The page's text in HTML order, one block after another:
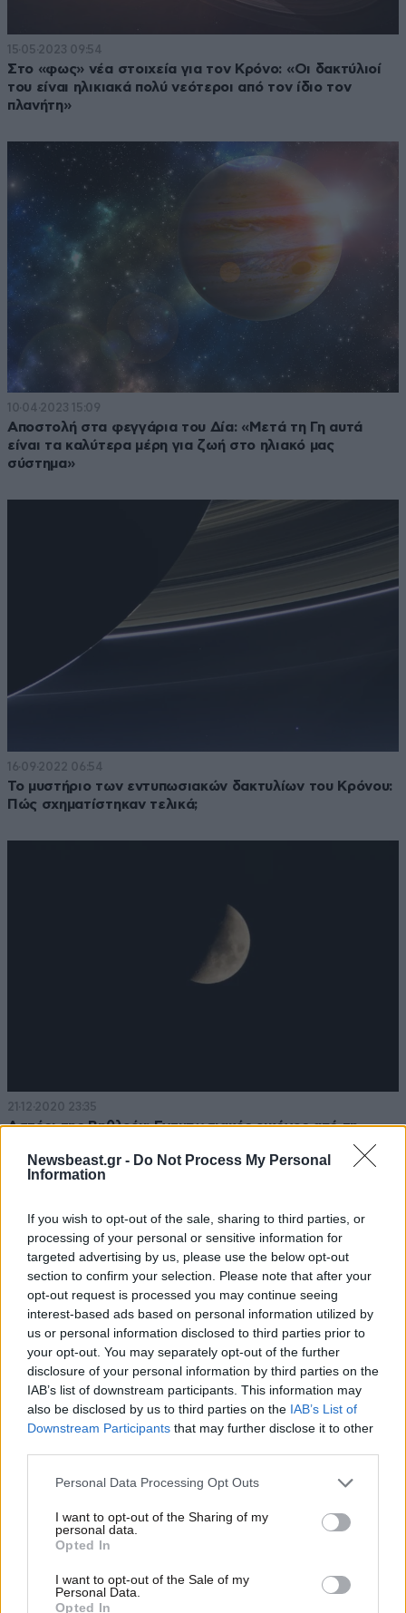
Newsbeast.gr - Do Not Process My Personal
Information
If you wish to opt-out of the sale, sharing to third parties, or
processing of your personal or sensitive information for
targeted advertising by us, please use the below opt-out
section to confirm your selection. Please note that after your
opt-out request is processed you may continue seeing
interest-based ads based on personal information utilized by
us or personal information disclosed to third parties prior to
your opt-out. You may separately opt-out of the further
disclosure of your personal information by third parties on the
IAB’s list of downstream participants. This information may
also be disclosed by us to third parties on the IAB’s List of
Downstream Participants that may further disclose it to other
Please note that this website/app uses one or more Google
not limited to your visit or usage behaviour. You may click to
grant or deny consent to Google and its third-party tags to
use your data for below specified purposes in below Google
consent section.
Personal Data Processing Opt Outs
I want to opt-out of the Sharing of my
personal data.
Opted In
I want to opt-out of the Sale of my
Personal Data.
Opted In
15·05·2023 09:54
Στο «φως» νέα στοιχεία για τον Κρόνο: «Οι δακτύλιοί
του είναι ηλικιακά πολύ νεότεροι από τον ίδιο τον
πλανήτη»
10·04·2023 15:09
Αποστολή στα φεγγάρια του Δία: «Μετά τη Γη αυτά
είναι τα καλύτερα μέρη για ζωή στο ηλιακό μας
σύστημα»
16·09·2022 06:54
To μυστήριο των εντυπωσιακών δακτυλίων του Κρόνου:
Πώς σχηματίστηκαν τελικά;
21·12·2020 23:35
Αστέρι της Βηθλεέμ: Εντυπωσιακές εικόνες από τη
«συναντώνται» σήμερα